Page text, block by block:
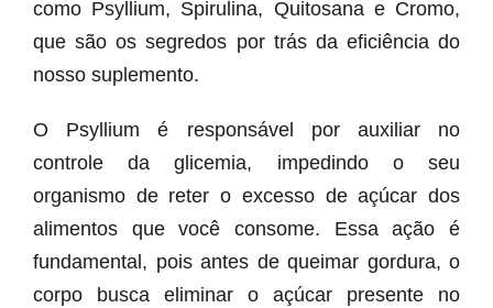
como Psyllium, Spirulina, Quitosana e Cromo,
que são os segredos por trás da eficiência do
nosso suplemento.
O Psyllium é responsável por auxiliar no
controle da glicemia, impedindo o seu
organismo de reter o excesso de açúcar dos
alimentos que você consome. Essa ação é
fundamental, pois antes de queimar gordura, o
corpo busca eliminar o açúcar presente no